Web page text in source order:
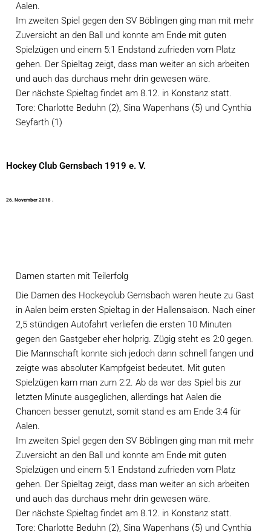
Aalen.
Im zweiten Spiel gegen den SV Böblingen ging man mit mehr
Zuversicht an den Ball und konnte am Ende mit guten
Spielzügen und einem 5:1 Endstand zufrieden vom Platz
gehen. Der Spieltag zeigt, dass man weiter an sich arbeiten
und auch das durchaus mehr drin gewesen wäre.
Der nächste Spieltag findet am 8.12. in Konstanz statt.
Tore: Charlotte Beduhn (2), Sina Wapenhans (5) und Cynthia
Seyfarth (1)
Hockey Club Gernsbach 1919 e. V.
26. November 201 8 ·
Damen starten mit Teilerfolg
Die Damen des Hockeyclub Gernsbach waren heute zu Gast
in Aalen beim ersten Spieltag in der Hallensaison. Nach einer
2,5 stündigen Autofahrt verliefen die ersten 10 Minuten
gegen den Gastgeber eher holprig. Zügig steht es 2:0 gegen.
Die Mannschaft konnte sich jedoch dann schnell fangen und
zeigte was absoluter Kampfgeist bedeutet. Mit guten
Spielzügen kam man zum 2:2. Ab da war das Spiel bis zur
letzten Minute ausgeglichen, allerdings hat Aalen die
Chancen besser genutzt, somit stand es am Ende 3:4 für
Aalen.
Im zweiten Spiel gegen den SV Böblingen ging man mit mehr
Zuversicht an den Ball und konnte am Ende mit guten
Spielzügen und einem 5:1 Endstand zufrieden vom Platz
gehen. Der Spieltag zeigt, dass man weiter an sich arbeiten
und auch das durchaus mehr drin gewesen wäre.
Der nächste Spieltag findet am 8.12. in Konstanz statt.
Tore: Charlotte Beduhn (2), Sina Wapenhans (5) und Cynthia